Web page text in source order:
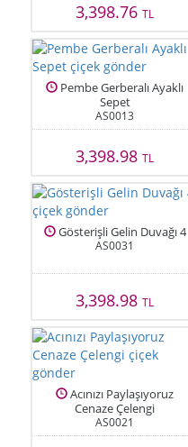
3,398.76TL
Pembe Gerberalı Ayaklı
Sepet
AS0013
3,398.98TL
Gösterişli Gelin Duvağı 4
AS0031
3,398.98TL
Acınızı Paylaşıyoruz
Cenaze Çelengi
AS0021